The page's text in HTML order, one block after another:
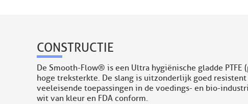
CONSTRUCTIE
De Smooth-Flow® is een Ultra hygiënische gladde
hoge treksterkte. De slang is uitzonderlijk goed
veeleisende toepassingen in de voedings- en bio-
wit van kleur en FDA conform.